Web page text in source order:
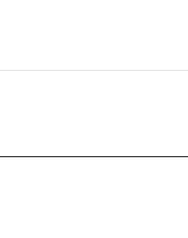
เงินของคุณ !